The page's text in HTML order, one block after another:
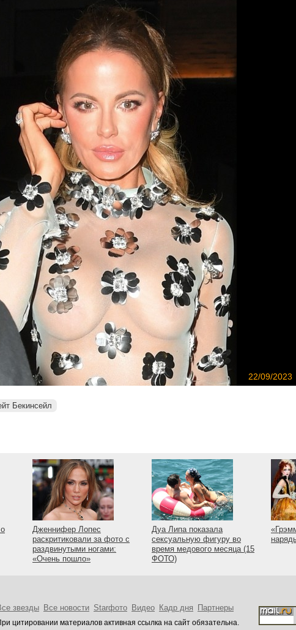
22/09/2023
Бекинсейл
Дженнифер Лопес
раскритиковали за фото с
раздвинутыми ногами:
«Очень пошло»
Дуа Липа показала
сексуальную фигуру во
время медового месяца (15
ФОТО)
звезды Все новости Starфото Видео Кадр дня Партнеры
цитировании материалов активная ссылка на сайт обязательна.